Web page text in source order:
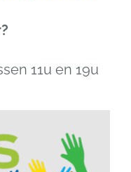
11u en 19u